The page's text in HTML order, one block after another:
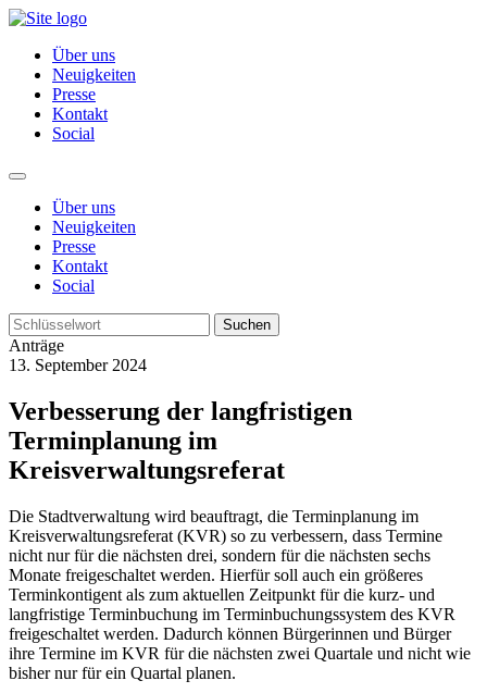
Über uns
Neuigkeiten
Presse
Kontakt
Social
Über uns
Neuigkeiten
Presse
Kontakt
Social
Suchen
Anträge
13. September 2024
Verbesserung der langfristigen
Terminplanung im
Kreisverwaltungsreferat
Die Stadtverwaltung wird beauftragt, die Terminplanung im
Kreisverwaltungsreferat (KVR) so zu verbessern, dass Termine
nicht nur für die nächsten drei, sondern für die nächsten sechs
Monate freigeschaltet werden. Hierfür soll auch ein größeres
Terminkontigent als zum aktuellen Zeitpunkt für die kurz- und
langfristige Terminbuchung im Terminbuchungssystem des KVR
freigeschaltet werden. Dadurch können Bürgerinnen und Bürger
ihre Termine im KVR für die nächsten zwei Quartale und nicht wie
bisher nur für ein Quartal planen.